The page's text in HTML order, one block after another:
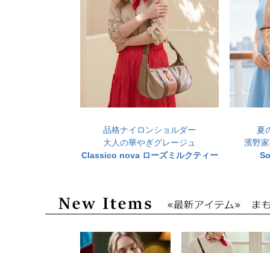
品格ナイロンショルダー
大人の華やぎグレージュ
Classico nova ローズミルクティー
夏
濱野